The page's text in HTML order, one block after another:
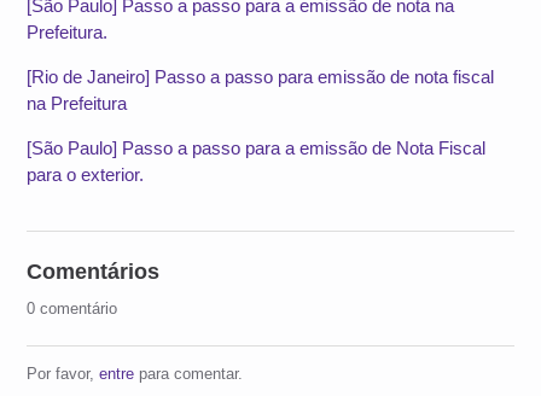
[São Paulo] Passo a passo para a emissão de nota na
Prefeitura.
[Rio de Janeiro] Passo a passo para emissão de nota fiscal
na Prefeitura
[São Paulo] Passo a passo para a emissão de Nota Fiscal
para o exterior.
Comentários
0 comentário
Por favor,entre para comentar.